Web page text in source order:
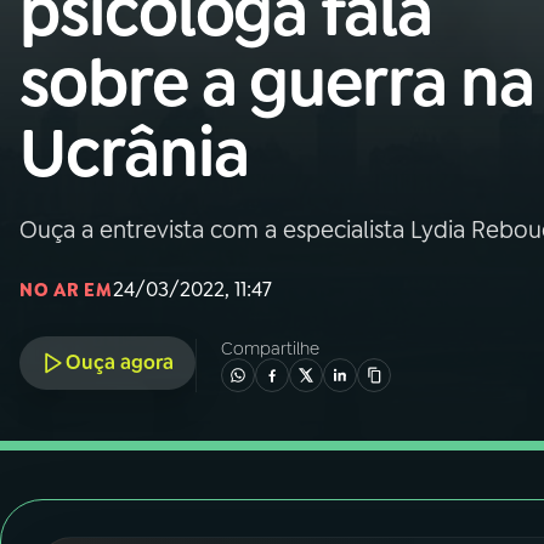
01 INÍCIO
02A RÁDIO
03 PROGRAMAÇÃO
05PODCASTS
sobre a guerra na
Ucrânia
Ouça a entrevista com a especialista Lydia
NO AR EM24/03/2022, 11:47
Ouça agora
Compartilhe